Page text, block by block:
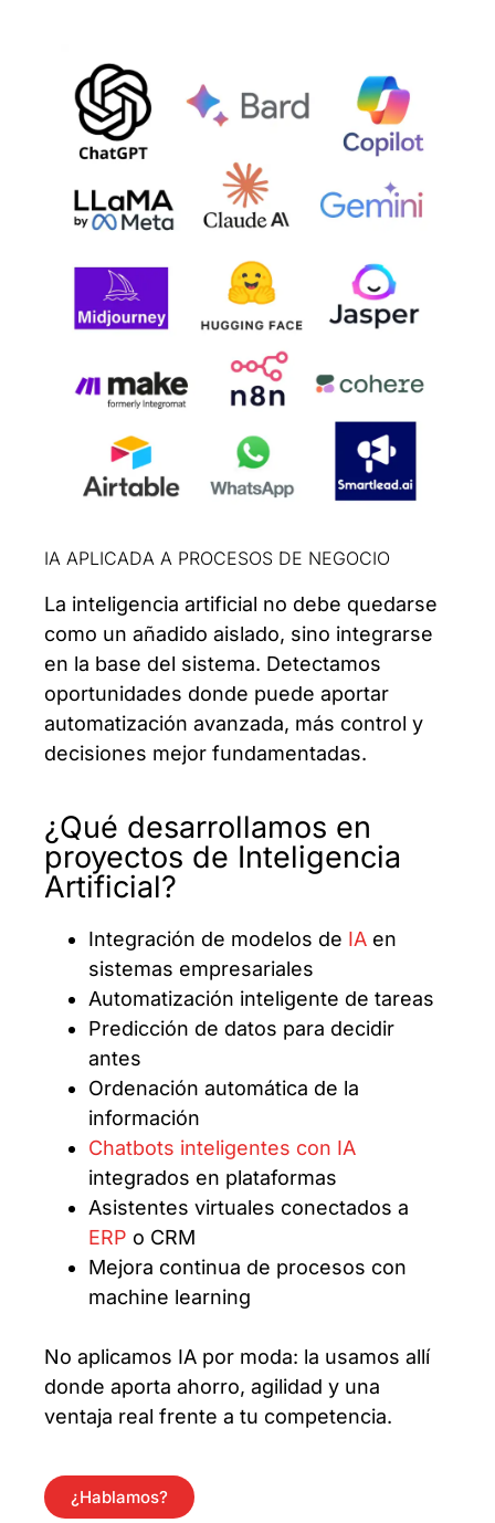
IA APLICADA A PROCESOS DE NEGOCIO
La inteligencia artificial no debe quedarse
como un añadido aislado, sino integrarse
en la base del sistema. Detectamos
oportunidades donde puede aportar
automatización avanzada, más control y
decisiones mejor fundamentadas.
¿Qué desarrollamos en
proyectos de Inteligencia
Artificial?
Integración de modelos de IA en
sistemas empresariales
Automatización inteligente de tareas
Predicción de datos para decidir
antes
Ordenación automática de la
información
Chatbots inteligentes con IA
integrados en plataformas
Asistentes virtuales conectados a
ERP o CRM
Mejora continua de procesos con
machine learning
No aplicamos IA por moda: la usamos allí
donde aporta ahorro, agilidad y una
ventaja real frente a tu competencia.
¿Hablamos?